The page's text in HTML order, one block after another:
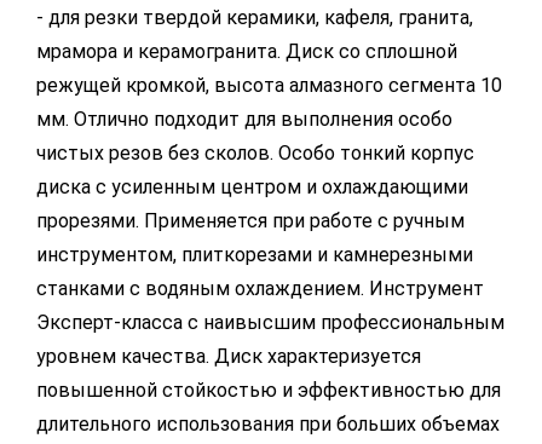
- для резки твердой керамики, кафеля, гранита,
мрамора и керамогранита. Диск со сплошной
режущей кромкой, высота алмазного сегмента 10
мм. Отлично подходит для выполнения особо
чистых резов без сколов. Особо тонкий корпус
диска с усиленным центром и охлаждающими
прорезями. Применяется при работе с ручным
инструментом, плиткорезами и камнерезными
станками с водяным охлаждением. Инструмент
Эксперт-класса с наивысшим профессиональным
уровнем качества. Диск характеризуется
повышенной стойкостью и эффективностью для
длительного использования при больших объемах